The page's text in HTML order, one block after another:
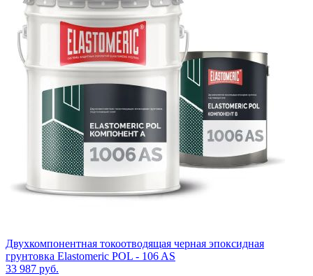
Двухкомпонентная токоотводящая черная эпоксидная
грунтовка Elastomeric POL - 106 AS
33 987 руб.